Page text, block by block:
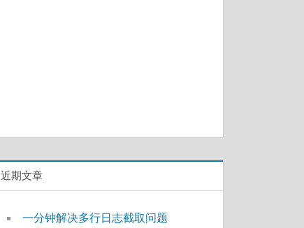
近期文章
一分钟解决多行日志截取问题